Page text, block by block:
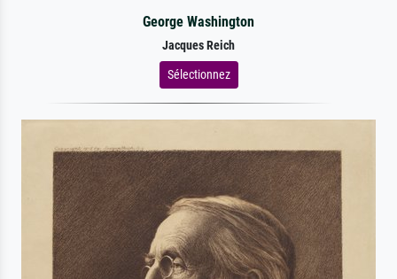
George Washington
Jacques Reich
Sélectionnez